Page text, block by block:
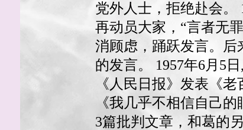
党外人士，拒绝赴会。
再动员大家，“言者无
消顾虑，踊跃发言。后
的发言。 1957年6月5
《人民日报》发表《
《我几乎不相信自己
3篇批判文章，和葛的